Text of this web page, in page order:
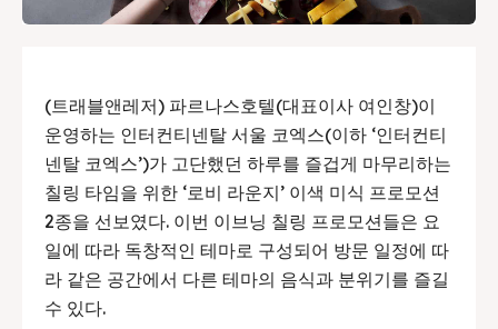
(트래블앤레저) 파르나스호텔(대표이사 여인창)이
운영하는 인터컨티넨탈 서울 코엑스(이하 ‘인터컨티
넨탈 코엑스’)가 고단했던 하루를 즐겁게 마무리하는
칠링 타임을 위한 ‘로비 라운지’ 이색 미식 프로모션
2종을 선보였다. 이번 이브닝 칠링 프로모션들은 요
일에 따라 독창적인 테마로 구성되어 방문 일정에 따
라 같은 공간에서 다른 테마의 음식과 분위기를 즐길
수 있다.